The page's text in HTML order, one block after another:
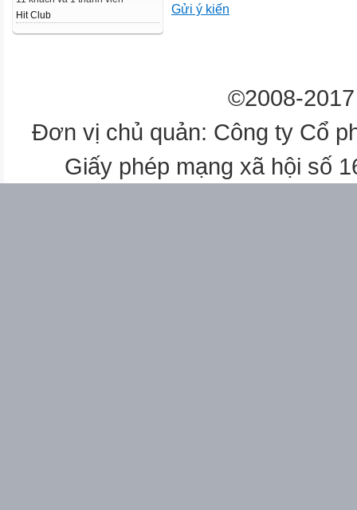
Hit Club
Gửi ý kiến
©2008-
Đơn vị chủ quản: Công ty Cổ
Giấy phép mạng xã hội số